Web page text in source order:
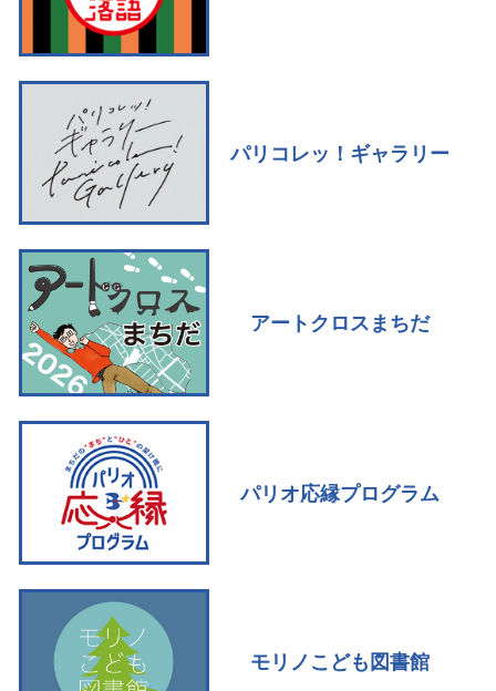
パリコレッ！ギャラリー
アートクロスまちだ
パリオ応縁プログラム
モリノこども図書館